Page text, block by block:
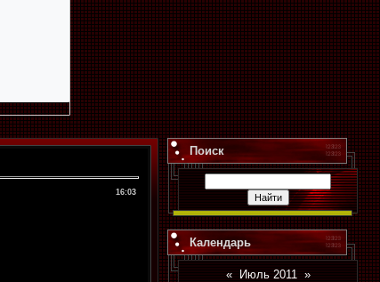
16:03
Поиск
Календарь
« Июль 2011
»